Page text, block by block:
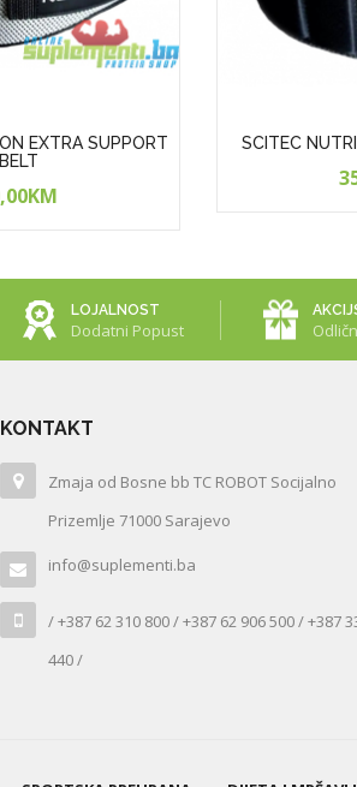
EXTRA SUPPORT
BELT
SCITEC
LOJALNOST
Dodatni Popust
KONTAKT
Zmaja od Bosne bb TC ROBOT Socijalno
Prizemlje 71000 Sarajevo
info@suplementi.ba
/ +387 62 310 800 / +387 62 906 500 / +387
440 /